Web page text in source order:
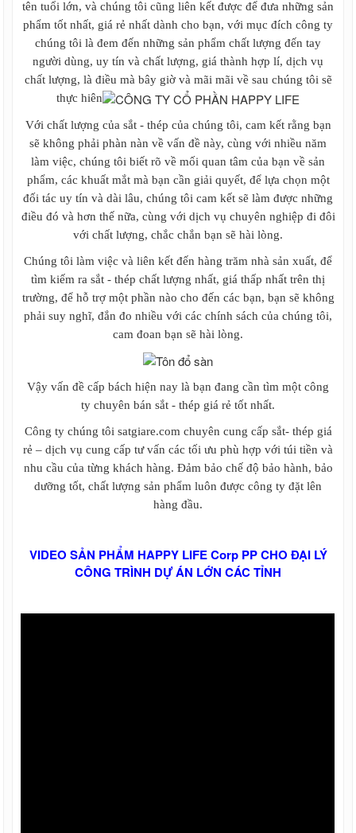
tên tuổi lớn, và chúng tôi cũng liên kết được để đưa những sản
phẩm tốt nhất, giá rẻ nhất dành cho bạn, với mục đích công ty
chúng tôi là đem đến những sản phẩm chất lượng đến tay
người dùng, uy tín và chất lượng, giá thành hợp lí, dịch vụ
chất lượng, là điều mà bây giờ và mãi mãi về sau chúng tôi sẽ
thực hiên
Với chất lượng của sắt - thép của chúng tôi, cam kết rằng bạn
sẽ không phải phàn nàn về vấn đề này, cùng với nhiều năm
làm việc, chúng tôi biết rõ về mối quan tâm của bạn về sản
phẩm, các khuất mắt mà bạn cần giải quyết, để lựa chọn một
đối tác uy tín và dài lâu, chúng tôi cam kết sẽ làm được những
điều đó và hơn thế nữa, cùng với dịch vụ chuyên nghiệp đi đôi
với chất lượng, chắc chắn bạn sẽ hài lòng.
Chúng tôi làm việc và liên kết đến hàng trăm nhà sản xuất, để
tìm kiếm ra sắt - thép chất lượng nhất, giá thấp nhất trên thị
trường, để hỗ trợ một phần nào cho đến các bạn, bạn sẽ không
phải suy nghĩ, đắn đo nhiều với các chính sách của chúng tôi,
cam đoan bạn sẽ hài lòng.
Vậy vấn đề cấp bách hiện nay là bạn đang cần tìm một công
ty chuyên bán sắt - thép giá rẻ tốt nhất.
Công ty chúng tôi satgiare.com chuyên cung cấp sắt- thép giá
rẻ – dịch vụ cung cấp tư vấn các tối ưu phù hợp với túi tiền và
nhu cầu của từng khách hàng. Đảm bảo chế độ bảo hành, bảo
dưỡng tốt, chất lượng sản phẩm luôn được công ty đặt lên
hàng đầu.
VIDEO SẢN PHẨM HAPPY LIFE Corp PP CHO ĐẠI LÝ
CÔNG TRÌNH DỰ ÁN LỚN CÁC TỈNH